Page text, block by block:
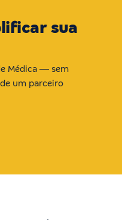
sua
Médica — sem
um parceiro